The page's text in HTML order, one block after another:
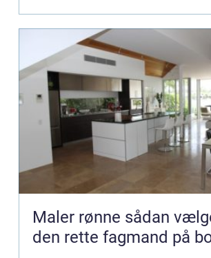
Maler rønne sådan vælger du
den rette fagmand på